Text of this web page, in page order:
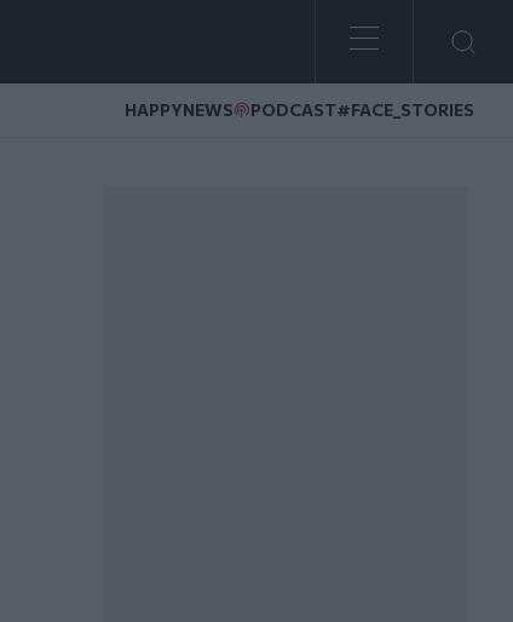
HAPPYNEWS PODCAST#FACE_STORIES